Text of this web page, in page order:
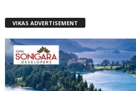
VIKAS ADVERTISEMENT